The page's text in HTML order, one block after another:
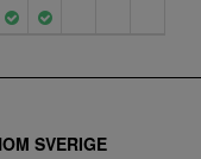
SVERIGE